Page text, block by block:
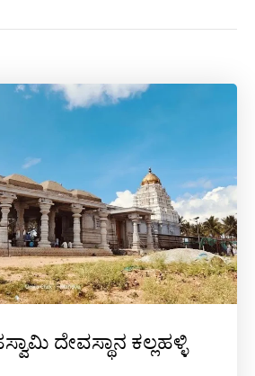
ದೇವಸ್ಥಾನ ಕಲ್ಲಹಳ್ಳಿ